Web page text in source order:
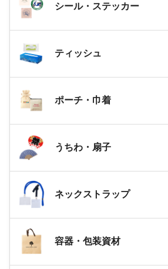
シール・ステッカー
ティッシュ
ポーチ・巾着
うちわ・扇子
ネックストラップ
容器・包装資材